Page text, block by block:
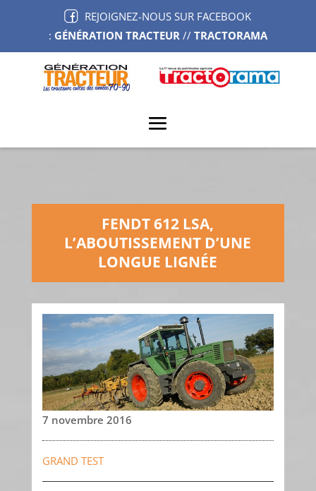
REJOIGNEZ-NOUS SUR FACEBOOK
: GÉNÉRATION TRACTEUR// TRACTORAMA
FENDT 612 LSA,
L’ABOUTISSEMENT D’UNE
LONGUE LIGNÉE
7 novembre 2016
GRAND TEST